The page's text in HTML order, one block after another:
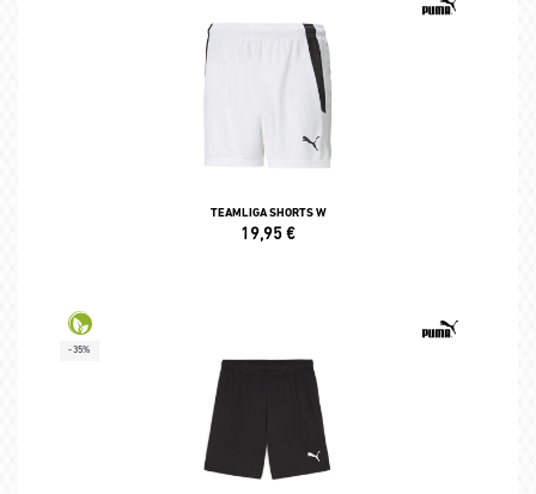
TEAMLIGA SHORTS W
19,95€
-35%